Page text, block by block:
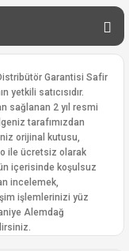
Garantisi Safir
yetkili satıcısıdır.
sağlanan 2 yıl resmi
tarafımızdan
orijinal kutusu,
ile ücretsiz olarak
içerisinde koşulsuz
incelemek,
işlemlerinizi yüz
Alemdağ